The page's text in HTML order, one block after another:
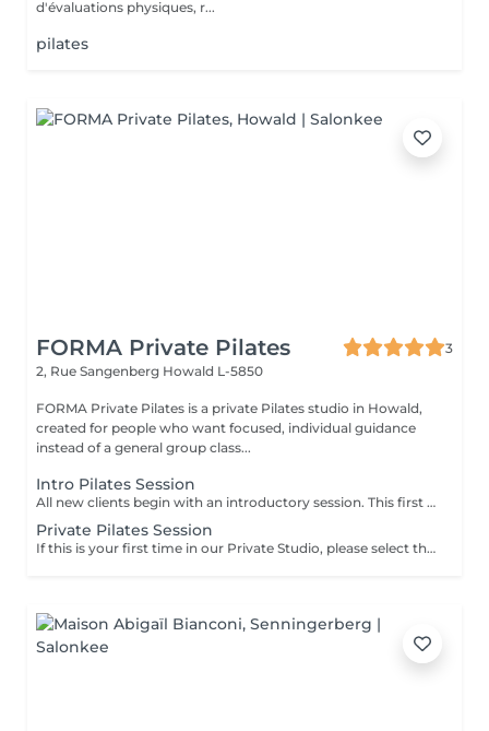
d'évaluations physiques, r...
pilates
FORMA Private Pilates
3
2, Rue Sangenberg Howald L-5850
FORMA Private Pilates is a private Pilates studio in Howald,
created for people who want focused, individual guidance
instead of a general group class...
Intro Pilates Session
All new clients begin with an introductory session. This first session allows us to understand how your body moves and establish a clear starting point before moving into regular training. What this includes - discussion of your lifestyle, movement history, and goals - initial posture and movement assessment - introduction to key Pilates principles and exercises - guidance on how to build a consistent and appropriate training schedule Following this session, we recommend a regular weekly structure based on your needs and goals.
Private Pilates Session
If this is your first time in our Private Studio, please select the Intro session instead.